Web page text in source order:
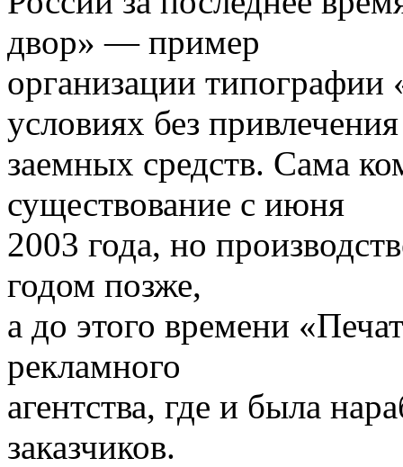
двор» — пример
организации типографии
условиях без привлечения
заемных средств. Сама
существование с июня
2003 года, но
годом позже,
а до этого времени
рекламного
агентства, где и была
заказчиков.